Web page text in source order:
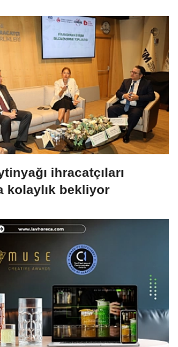
ihracatçıları
kolaylık bekliyor